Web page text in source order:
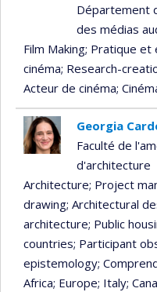
Département
des médias
Film Making; Pratique et
cinéma; Research-
Acteur de cinéma;
Georgia
Faculté de
d'architecture
Architecture; Project
drawing; Architectural
architecture; Public
countries; Participant
epistemology;
Africa; Europe; Italy;